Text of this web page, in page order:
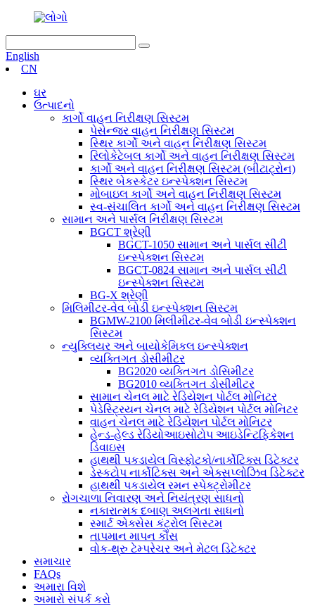
English
CN
ઘર
ઉત્પાદનો
કાર્ગો વાહન નિરીક્ષણ સિસ્ટમ
પેસેન્જર વાહન નિરીક્ષણ સિસ્ટમ
સ્થિર કાર્ગો અને વાહન નિરીક્ષણ સિસ્ટમ
રિલોકેટેબલ કાર્ગો અને વાહન નિરીક્ષણ સિસ્ટમ
કાર્ગો અને વાહન નિરીક્ષણ સિસ્ટમ (બીટાટ્રોન)
સ્થિર બેકસ્કેટર ઇન્સ્પેક્શન સિસ્ટમ
મોબાઇલ કાર્ગો અને વાહન નિરીક્ષણ સિસ્ટમ
સ્વ-સંચાલિત કાર્ગો અને વાહન નિરીક્ષણ સિસ્ટમ
સામાન અને પાર્સલ નિરીક્ષણ સિસ્ટમ
BGCT શ્રેણી
BGCT-1050 સામાન અને પાર્સલ સીટી
ઇન્સ્પેક્શન સિસ્ટમ
BGCT-0824 સામાન અને પાર્સલ સીટી
ઇન્સ્પેક્શન સિસ્ટમ
BG-X શ્રેણી
મિલિમીટર-વેવ બોડી ઇન્સ્પેક્શન સિસ્ટમ
BGMW-2100 મિલીમીટર-વેવ બોડી ઇન્સ્પેક્શન
સિસ્ટમ
ન્યુક્લિયર અને બાયોકેમિકલ ઇન્સ્પેક્શન
વ્યક્તિગત ડોસીમીટર
BG2020 વ્યક્તિગત ડોસિમીટર
BG2010 વ્યક્તિગત ડોસીમીટર
સામાન ચેનલ માટે રેડિયેશન પોર્ટલ મોનિટર
પેડેસ્ટ્રિયન ચેનલ માટે રેડિયેશન પોર્ટલ મોનિટર
વાહન ચેનલ માટે રેડિયેશન પોર્ટલ મોનિટર
હેન્ડ-હેલ્ડ રેડિયોઆઇસોટોપ આઇડેન્ટિફિકેશન
ડિવાઇસ
હાથથી પકડાયેલ વિસ્ફોટકો/નાર્કોટિક્સ ડિટેક્ટર
ડેસ્કટોપ નાર્કોટિક્સ અને એક્સપ્લોઝિવ ડિટેક્ટર
હાથથી પકડાયેલ રમન સ્પેક્ટ્રોમીટર
રોગચાળા નિવારણ અને નિયંત્રણ સાધનો
નકારાત્મક દબાણ અલગતા સાધનો
સ્માર્ટ એક્સેસ કંટ્રોલ સિસ્ટમ
તાપમાન માપન કૌંસ
વોક-થ્રુ ટેમ્પરેચર અને મેટલ ડિટેક્ટર
સમાચાર
FAQs
અમારા વિશે
અમારો સંપર્ક કરો